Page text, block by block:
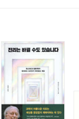
의 운동량 │ 에너지
관측자